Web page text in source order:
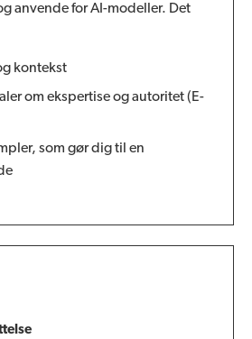
anvende for AI-modeller. Det
kontekst
om ekspertise og autoritet (E-
som gør dig til en